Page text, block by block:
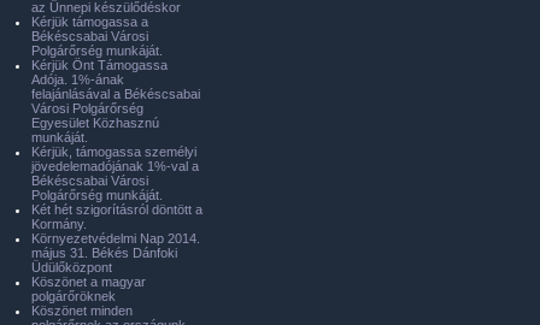
az Ünnepi készülődéskor
Kérjük támogassa a
Békéscsabai Városi
Polgárőrség munkáját.
Kérjük Önt Támogassa
Adója. 1%-ának
felajánlásával a Békéscsabai
Városi Polgárőrség
Egyesület Közhasznú
munkáját.
Kérjük, támogassa személyi
jövedelemadójának 1%-val a
Békéscsabai Városi
Polgárőrség munkáját.
Két hét szigorításról döntött a
Kormány.
Környezetvédelmi Nap 2014.
május 31. Békés Dánfoki
Üdülőközpont
Köszönet a magyar
polgárőröknek
Köszönet minden